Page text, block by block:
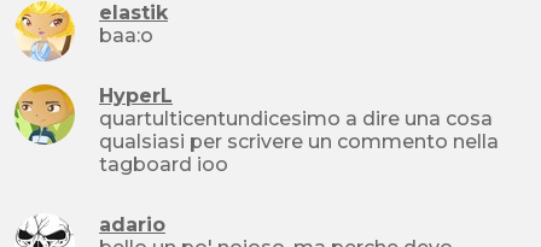
elastik
baa:o
HyperL
quartulticentundicesimo a dire una cosa
qualsiasi per scrivere un commento nella
tagboard ioo
adario